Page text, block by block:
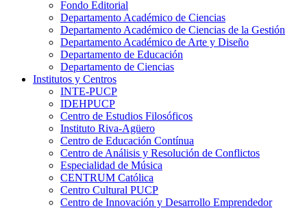
Fondo Editorial
Departamento Académico de Ciencias
Departamento Académico de Ciencias de la Gestión
Departamento Académico de Arte y Diseño
Departamento de Educación
Departamento de Ciencias
Institutos y Centros
INTE-PUCP
IDEHPUCP
Centro de Estudios Filosóficos
Instituto Riva-Agüero
Centro de Educación Contínua
Centro de Análisis y Resolución de Conflictos
Especialidad de Música
CENTRUM Católica
Centro Cultural PUCP
Centro de Innovación y Desarrollo Emprendedor